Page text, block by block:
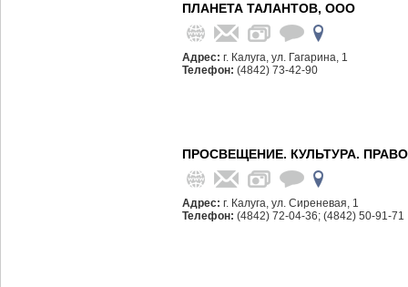
ПЛАНЕТА ТАЛАНТОВ, ООО
Адрес: г. Калуга, ул. Гагарина, 1
Телефон: (4842) 73-42-90
ПРОСВЕЩЕНИЕ. КУЛЬТУРА.
Адрес: г. Калуга, ул. Сиреневая, 1
Телефон: (4842) 72-04-36; (4842) 50-91-71